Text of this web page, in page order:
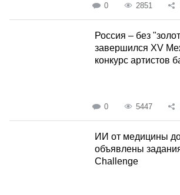
0 2851
Россия – без
завершился XV
конкурс артистов
0 5447
ИИ от медицины до
объявлены
Challenge